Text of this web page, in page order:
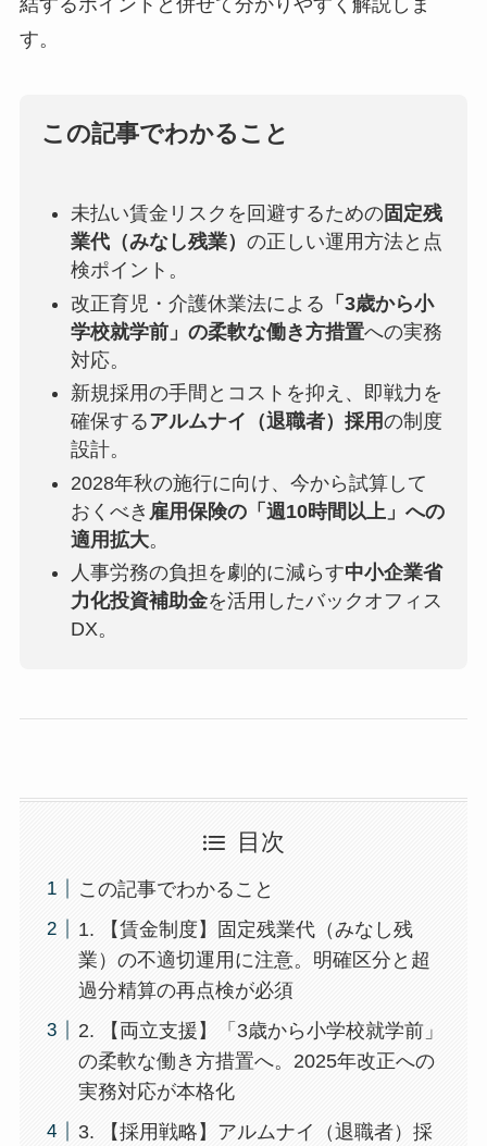
す。
この記事でわかること
未払い賃金リスクを回避するための固定残
業代（みなし残業） の正しい運用方法と点
検ポイント。
改正育児・介護休業法による 「3歳から小
学校就学前」の柔軟な働き方措置への実務
対応。
新規採用の手間とコストを抑え、即戦力を
確保するアルムナイ（退職者）採用の制度
設計。
2028年秋の施行に向け、今から試算して
おくべき 雇用保険の「週10時間以上」への
適用拡大。
人事労務の負担を劇的に減らす中小企業省
力化投資補助金を活用したバックオフィス
DX。
目次
この記事でわかること
1. 【賃金制度】固定残業代（みなし残
業）の不適切運用に注意。明確区分と超
過分精算の再点検が必須
2. 【両立支援】「3歳から小学校就学前」
の柔軟な働き方措置へ。2025年改正への
実務対応が本格化
3. 【採用戦略】アルムナイ（退職者）採